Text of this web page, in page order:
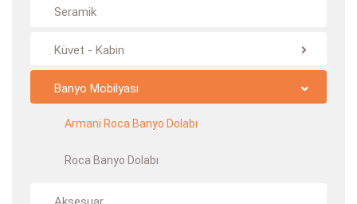
Seramik
Küvet - Kabin
Banyo Mobilyası
Armani Roca Banyo Dolabı
Roca Banyo Dolabı